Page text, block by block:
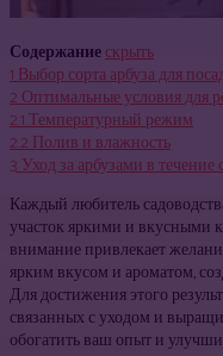
Содержаниескрыть
1Выбор сорта арбуза для
2Оптимальные условия для
2.1Температурный режим
2.2Полив и влажность
3Уход за арбузами в течение
Каждый любитель
участок яркими и вкусными
внимание привлекает
ярким вкусом и ароматом,
Для достижения этого
связанных с уходом и
обогатить ваш опыт и